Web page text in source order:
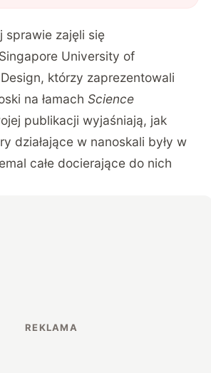
sprawie zajęli się
University of
którzy zaprezentowali
na łamach Science
publikacji wyjaśniają, jak
działające w nanoskali były w
całe docierające do nich